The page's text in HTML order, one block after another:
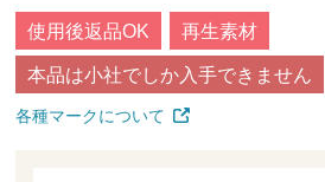
使用後返品OK 再生素材
本品は小社でしか入手できません
各種マークについて